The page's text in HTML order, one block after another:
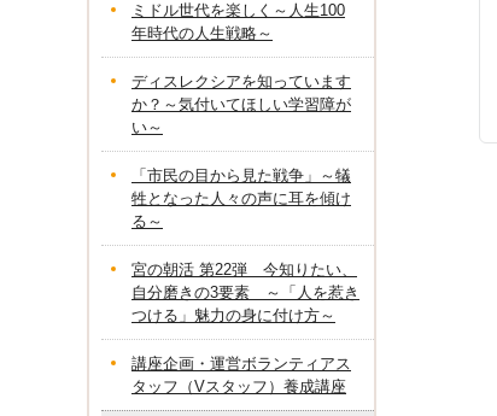
ミドル世代を楽しく～人生100
年時代の人生戦略～
ディスレクシアを知っています
か？～気付いてほしい学習障が
い～
「市民の目から見た戦争」～犠
牲となった人々の声に耳を傾け
る～
宮の朝活 第22弾 今知りたい、
自分磨きの3要素 ～「人を惹き
つける」魅力の身に付け方～
講座企画・運営ボランティアス
タッフ（Vスタッフ）養成講座